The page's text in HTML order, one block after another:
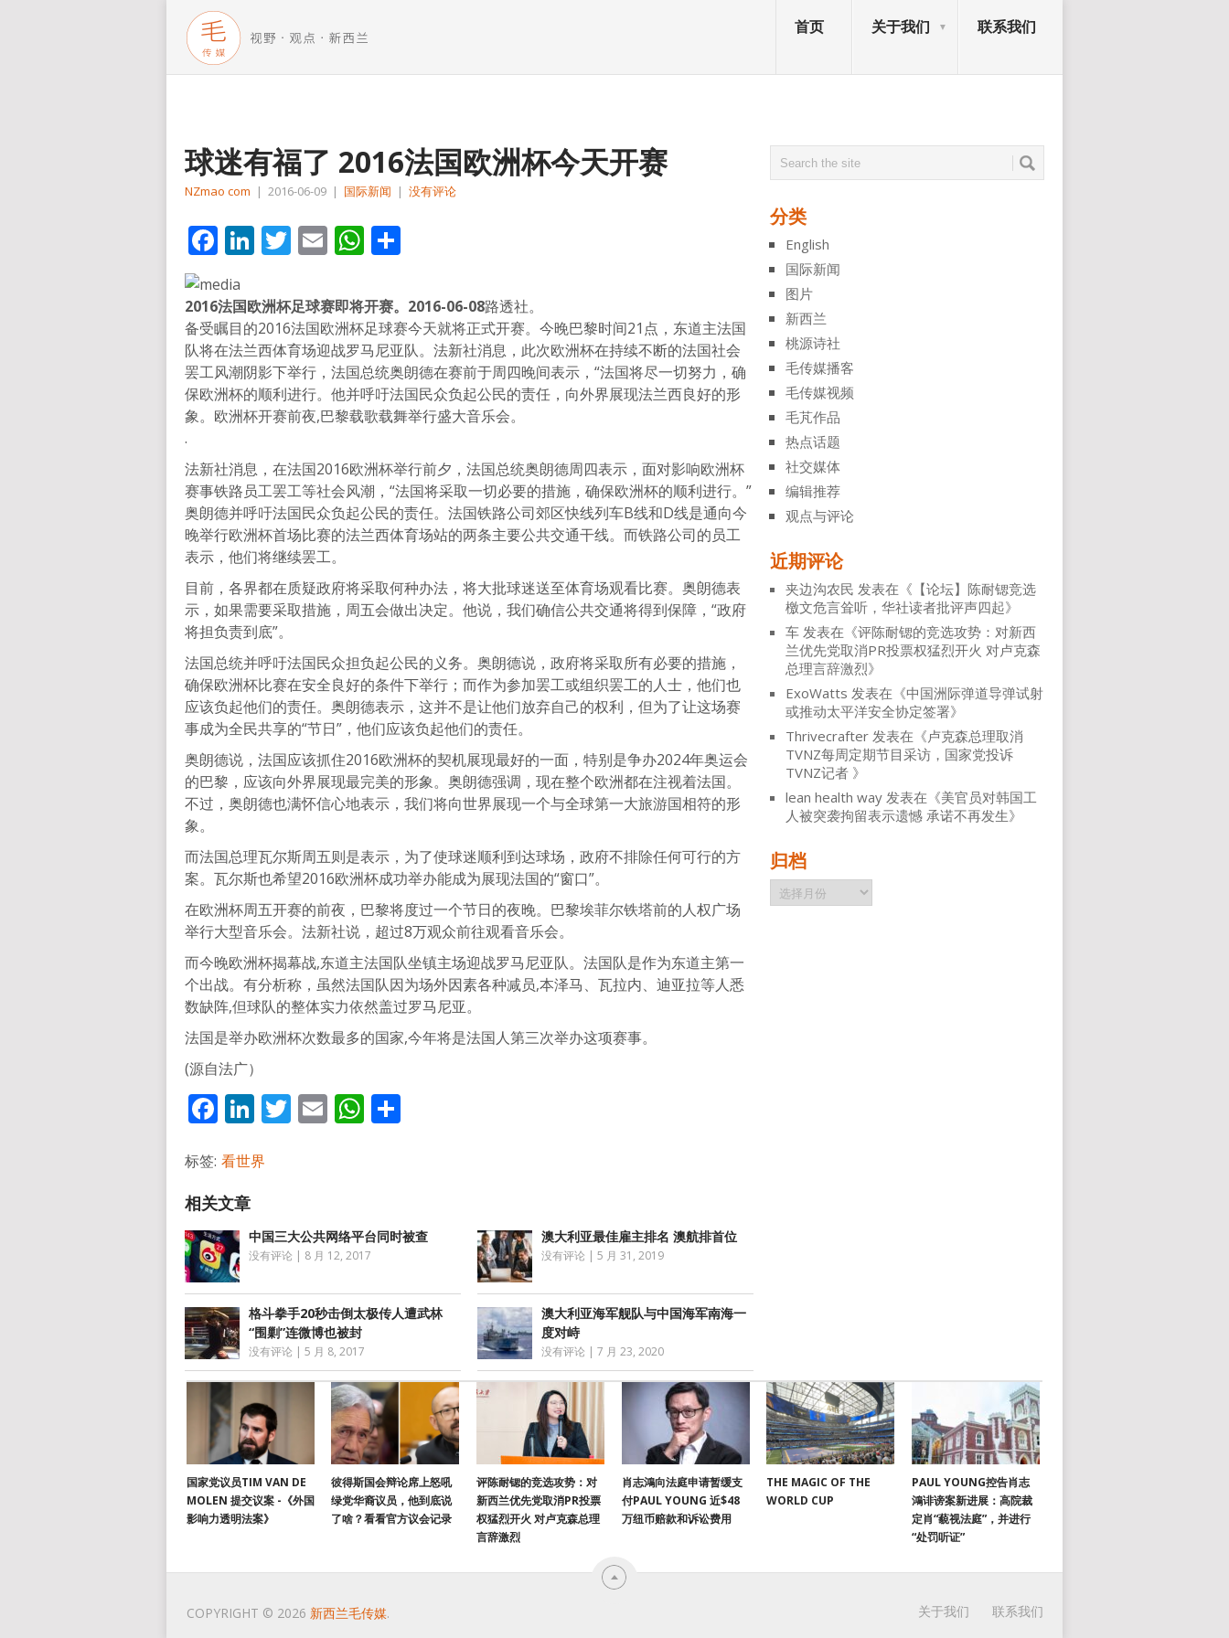
首页 关于我们 联系我们
球迷有福了 2016法国欧洲杯今天开赛
NZmao com | 2016-06-09 | 国际新闻 | 没有评论
Facebook
LinkedIn
Twitter
EmailWhatsApp
2016法国欧洲杯足球赛即将开赛。2016-06-08路透社。
备受瞩目的2016法国欧洲杯足球赛今天就将正式开赛。今晚巴黎时间21点，东道主法国
队将在法兰西体育场迎战罗马尼亚队。法新社消息，此次欧洲杯在持续不断的法国社会
罢工风潮阴影下举行，法国总统奥朗德在赛前于周四晚间表示，“法国将尽一切努力，确
保欧洲杯的顺利进行。他并呼吁法国民众负起公民的责任，向外界展现法兰西良好的形
象。欧洲杯开赛前夜,巴黎载歌载舞举行盛大音乐会。
.
法新社消息，在法国2016欧洲杯举行前夕，法国总统奥朗德周四表示，面对影响欧洲杯
赛事铁路员工罢工等社会风潮，“法国将采取一切必要的措施，确保欧洲杯的顺利进行。”
奥朗德并呼吁法国民众负起公民的责任。法国铁路公司郊区快线列车B线和D线是通向今
晚举行欧洲杯首场比赛的法兰西体育场站的两条主要公共交通干线。而铁路公司的员工
表示，他们将继续罢工。
目前，各界都在质疑政府将采取何种办法，将大批球迷送至体育场观看比赛。奥朗德表
示，如果需要采取措施，周五会做出决定。他说，我们确信公共交通将得到保障，“政府
将担负责到底”。
法国总统并呼吁法国民众担负起公民的义务。奥朗德说，政府将采取所有必要的措施，
确保欧洲杯比赛在安全良好的条件下举行；而作为参加罢工或组织罢工的人士，他们也
应该负起他们的责任。奥朗德表示，这并不是让他们放弃自己的权利，但为了让这场赛
事成为全民共享的“节日”，他们应该负起他们的责任。
奥朗德说，法国应该抓住2016欧洲杯的契机展现最好的一面，特别是争办2024年奥运会
的巴黎，应该向外界展现最完美的形象。奥朗德强调，现在整个欧洲都在注视着法国。
不过，奥朗德也满怀信心地表示，我们将向世界展现一个与全球第一大旅游国相符的形
象。
而法国总理瓦尔斯周五则是表示，为了使球迷顺利到达球场，政府不排除任何可行的方
案。瓦尔斯也希望2016欧洲杯成功举办能成为展现法国的“窗口”。
在欧洲杯周五开赛的前夜，巴黎将度过一个节日的夜晚。巴黎埃菲尔铁塔前的人权广场
举行大型音乐会。法新社说，超过8万观众前往观看音乐会。
而今晚欧洲杯揭幕战,东道主法国队坐镇主场迎战罗马尼亚队。法国队是作为东道主第一
个出战。有分析称，虽然法国队因为场外因素各种减员,本泽马、瓦拉内、迪亚拉等人悉
数缺阵,但球队的整体实力依然盖过罗马尼亚。
法国是举办欧洲杯次数最多的国家,今年将是法国人第三次举办这项赛事。
(源自法广）
Facebook
LinkedIn
Twitter
EmailWhatsApp
标签: 看世界
中国三大公共网络平台同时被查
没有评论 | 8 月 12, 2017
澳大利亚最佳雇主排名 澳航排首位
没有评论 |5 月 31, 2019
格斗拳手20秒击倒太极传人遭武林
“围剿”连微博也被封
没有评论 | 5 月 8, 2017
澳大利亚海军舰队与中国海军南海一
度对峙
没有评论 |7 月 23, 2020
分类
English
国际新闻
图片
新西兰
桃源诗社
毛传媒播客
毛传媒视频
毛芃作品
热点话题
社交媒体
编辑推荐
观点与评论
近期评论
夹边沟农民 发表在《 【论坛】陈耐锶竞选
檄文危言耸听，华社读者批评声四起》
车 发表在《评陈耐锶的竞选攻势：对新西
兰优先党取消PR投票权猛烈开火 对卢克森
总理言辞激烈》
ExoWatts 发表在《中国洲际弹道导弹试射
或推动太平洋安全协定签署》
Thrivecrafter 发表在《卢克森总理取消
TVNZ每周定期节目采访，国家党投诉
TVNZ记者 》
lean health way 发表在《美官员对韩国工
人被突袭拘留表示遗憾 承诺不再发生》
归档
归
档
国家党议员TIM VAN DE
MOLEN 提交议案 -《外国
影响力透明法案》
彼得斯国会辩论席上怒吼
绿党华裔议员，他到底说
了啥？看看官方议会记录
评陈耐锶的竞选攻势：对
新西兰优先党取消PR投票
权猛烈开火 对卢克森总理
言辞激烈
肖志鴻向法庭申请暂缓支
付PAUL YOUNG 近$48
万纽币赔款和诉讼费用
THE MAGIC OF THE
WORLD CUP
PAUL YOUNG控告肖志
鴻诽谤案新进展：高院裁
定肖“藐视法庭”，并进行
“处罚听证”
COPYRIGHT © 2026 新西兰毛传媒. 关于我们 联系我们